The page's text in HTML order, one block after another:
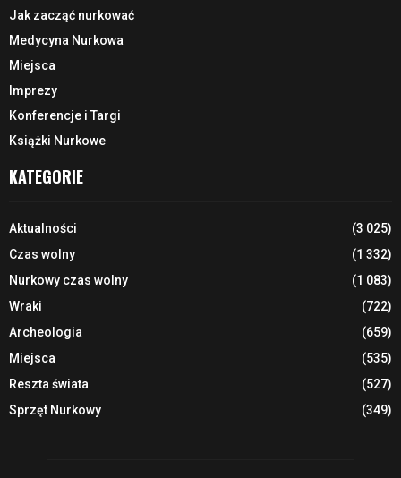
Jak zacząć nurkować
Medycyna Nurkowa
Miejsca
Imprezy
Konferencje i Targi
Książki Nurkowe
KATEGORIE
Aktualności
(3 025)
Czas wolny
(1 332)
Nurkowy czas wolny
(1 083)
Wraki
(722)
Archeologia
(659)
Miejsca
(535)
Reszta świata
(527)
Sprzęt Nurkowy
(349)